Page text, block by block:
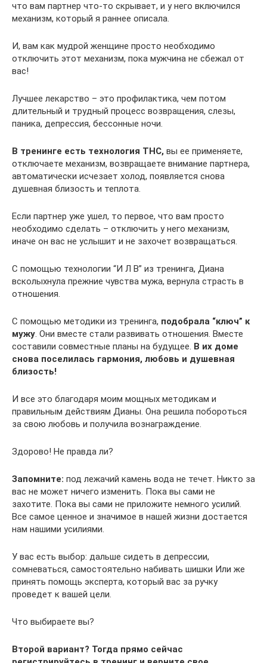
что вам партнер что-то скрывает, и у него включился
механизм, который я раннее описала.
И, вам как мудрой женщине просто необходимо
отключить этот механизм, пока мужчина не сбежал от
вас!
Лучшее лекарство – это профилактика, чем потом
длительный и трудный процесс возвращения, слезы,
паника, депрессия, бессонные ночи.
В тренинге есть технология ТНС, вы ее применяете,
отключаете механизм, возвращаете внимание партнера,
автоматически исчезает холод, появляется снова
душевная близость и теплота.
Если партнер уже ушел, то первое, что вам просто
необходимо сделать – отключить у него механизм,
иначе он вас не услышит и не захочет возвращаться.
С помощью технологии “И Л В” из тренинга, Диана
всколыхнула прежние чувства мужа, вернула страсть в
отношения.
C помощью методики из тренинга, подобрала “ключ” к
мужу. Они вместе стали развивать отношения. Вместе
составили совместные планы на будущее. В их доме
снова поселилась гармония, любовь и душевная
близость!
И все это благодаря моим мощных методикам и
правильным действиям Дианы. Она решила побороться
за свою любовь и получила вознаграждение.
Здорово! Не правда ли?
Запомните: под лежачий камень вода не течет. Никто за
вас не может ничего изменить. Пока вы сами не
захотите. Пока вы сами не приложите немного усилий.
Все самое ценное и значимое в нашей жизни достается
нам нашими усилиями.
У вас есть выбор: дальше сидеть в депрессии,
сомневаться, самостоятельно набивать шишки Или же
принять помощь эксперта, который вас за ручку
проведет к вашей цели.
Что выбираете вы?
Второй вариант? Тогда прямо сейчас